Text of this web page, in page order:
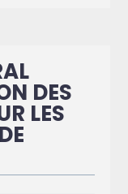
DES
LES